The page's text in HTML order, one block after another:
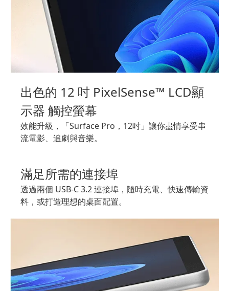
出色的 12 吋 PixelSense™ LCD顯
示器 觸控螢幕
效能升級，「Surface Pro，12吋」讓你盡情享受串
流電影、追劇與音樂。
滿足所需的連接埠
透過兩個 USB-C 3.2 連接埠，隨時充電、快速傳輸資
料，或打造理想的桌面配置。